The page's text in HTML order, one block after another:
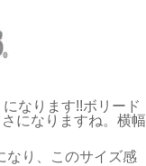
になります!!ボリード
になりますね。横幅
なり、このサイズ感